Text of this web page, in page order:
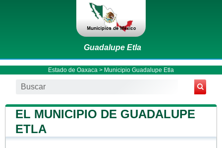
Guadalupe Etla
Estado de Oaxaca > Municipio Guadalupe Etla
EL MUNICIPIO DE GUADALUPE
ETLA